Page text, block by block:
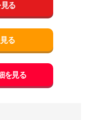
る
る
を見る